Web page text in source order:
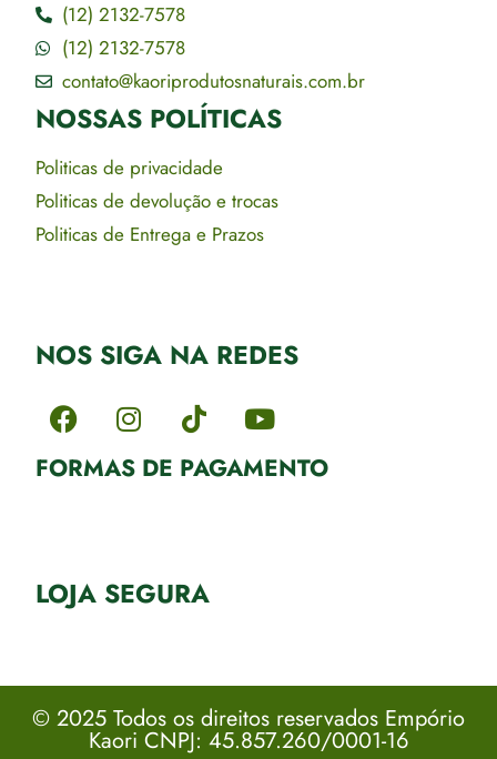
(12) 2132-7578
(12) 2132-7578
contato@kaoriprodutosnaturais.com.br
NOSSAS POLÍTICAS
Politicas de privacidade
Politicas de devolução e trocas
Politicas de Entrega e Prazos
NOS SIGA NA REDES
FORMAS DE PAGAMENTO
LOJA SEGURA
© 2025 Todos os direitos reservados Empório
Kaori CNPJ: 45.857.260/0001-16